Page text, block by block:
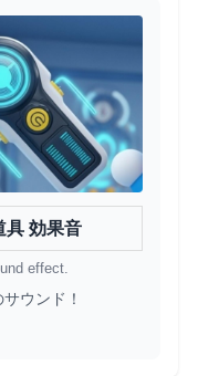
具 効果音
effect.
ウンド！